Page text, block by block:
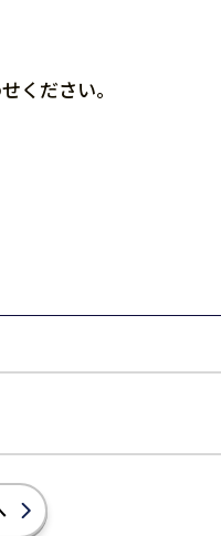
ください。